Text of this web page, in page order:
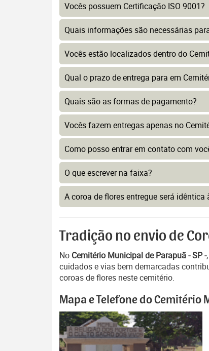
Vocês possuem Certificação ISO 9001?
Quais informações são necessárias
Vocês estão localizados dentro do
Qual o prazo de entrega para em
Quais são as formas de pagamento?
Vocês fazem entregas apenas no
Como posso entrar em contato com
O que escrever na faixa?
A coroa de flores entregue será
Tradição no envio de
No Cemitério Municipal de Parapuã - SP -
cuidados e vias bem demarcadas
coroas de flores neste cemitério.
Mapa e Telefone do Cemitério